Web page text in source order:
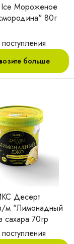
Ice Мороженое
80г
больше
Десерт
м "Лимонадный
70гр